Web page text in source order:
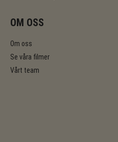
OM OSS
Om oss
Se våra filmer
Vårt team